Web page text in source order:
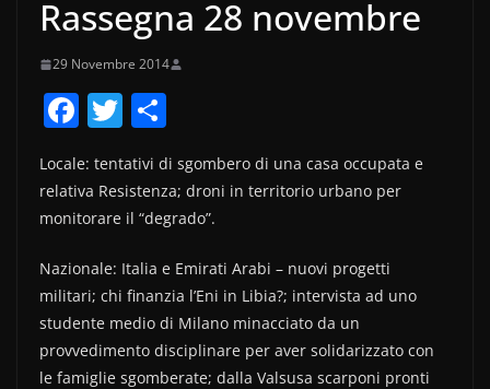
Rassegna 28 novembre
29 Novembre 2014
F
c
e
o
o
k
T
w
itt
er
o
n
di
di
Locale: tentativi di sgombero di una casa occupata e
relativa Resistenza; droni in territorio urbano per
monitorare il “degrado”.
Nazionale: Italia e Emirati Arabi – nuovi progetti
militari; chi finanzia l’Eni in Libia?; intervista ad uno
studente medio di Milano minacciato da un
provvedimento disciplinare per aver solidarizzato con
le famiglie sgomberate; dalla Valsusa scarponi pronti